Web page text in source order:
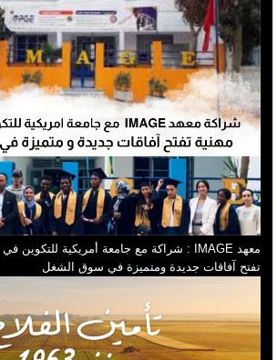
معهد IMAGE : شراكة مع جامعة أمريكية للتكوين في تخصصات مهنية
تفتح آفاقات جديدة ومتميزة في سوق الشغل